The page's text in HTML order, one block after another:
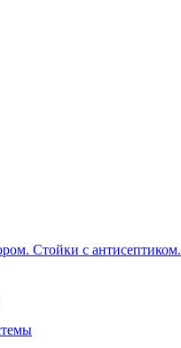
Стойки с антисептиком.